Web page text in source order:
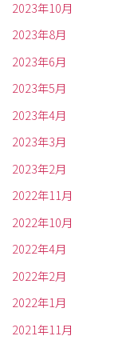
2023年10月
2023年8月
2023年6月
2023年5月
2023年4月
2023年3月
2023年2月
2022年11月
2022年10月
2022年4月
2022年2月
2022年1月
2021年11月